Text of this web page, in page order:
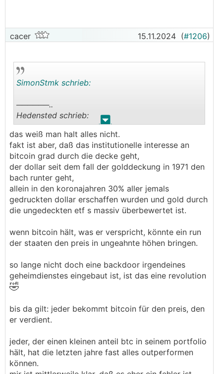
cacer 15.11.2024 (#1206)
. .
SimonStmk schrieb:
──────..
Hedensted schrieb:
──────..
cacer schrieb:
sollte die usa wirklich ne strategische reserve
aufbauen oder gar das gold in btc tauschen zur
entschuldung... den run kann sich dann keiner
mehr vorstellen...
krypto wäre böse und wir brauchen den digitalen
euro...😌
Ich hab keine Bitcoins und kenn mich damit auch
nicht sonderlich aus, deshalb klingt die Frage
ergibt sich für die USA als Staat in einer Bitcoin-
Reserve anstatt einer Gold-Reserve? Sichert das
Ländern?
Gold kann ich mir noch herleiten - darauf hat
man sich irgendwann geeinigt. Aber für eine
das weiß man halt alles nicht.
fakt ist aber, daß das institutionelle interesse an
bitcoin grad durch die decke geht,
der dollar seit dem fall der golddeckung in 1971 den
bach runter geht,
allein in den koronajahren 30% aller jemals
gedruckten dollar erschaffen wurden und gold durch
die ungedeckten etf s massiv überbewertet ist.
wenn bitcoin hält, was er verspricht, könnte ein run
der staaten den preis in ungeahnte höhen bringen.
so lange nicht doch eine backdoor irgendeines
geheimdienstes eingebaut ist, ist das eine revolution
🤣
bis da gilt: jeder bekommt bitcoin für den preis, den
er verdient.
jeder, der einen kleinen anteil btc in seinem portfolio
hält, hat die letzten jahre fast alles outperformen
können.